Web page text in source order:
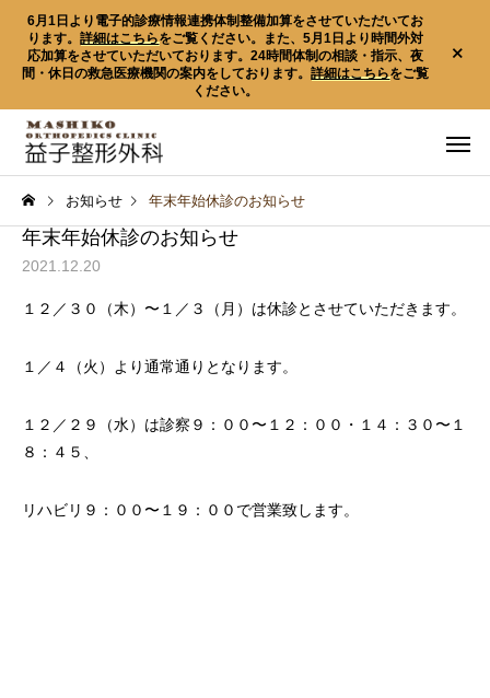
6月1日より電子的診療情報連携体制整備加算をさせていただいてお
ります。詳細はこちらをご覧ください。また、5月1日より時間外対
応加算をさせていただいております。24時間体制の相談・指示、夜
間・休日の救急医療機関の案内をしております。詳細はこちらをご覧
ください。
くり新聞
運動と食事
くり新聞
お知らせ 年末年始休診のお知らせ
年末年始休診のお知らせ
2021.12.20
１２／３０（木）〜１／３（月）は休診とさせていただきます。
１／４（火）より通常通りとなります。
１２／２９（水）は診察９：００〜１２：００・１４：３０〜１
８：４５、
リハビリ９：００〜１９：００で営業致します。